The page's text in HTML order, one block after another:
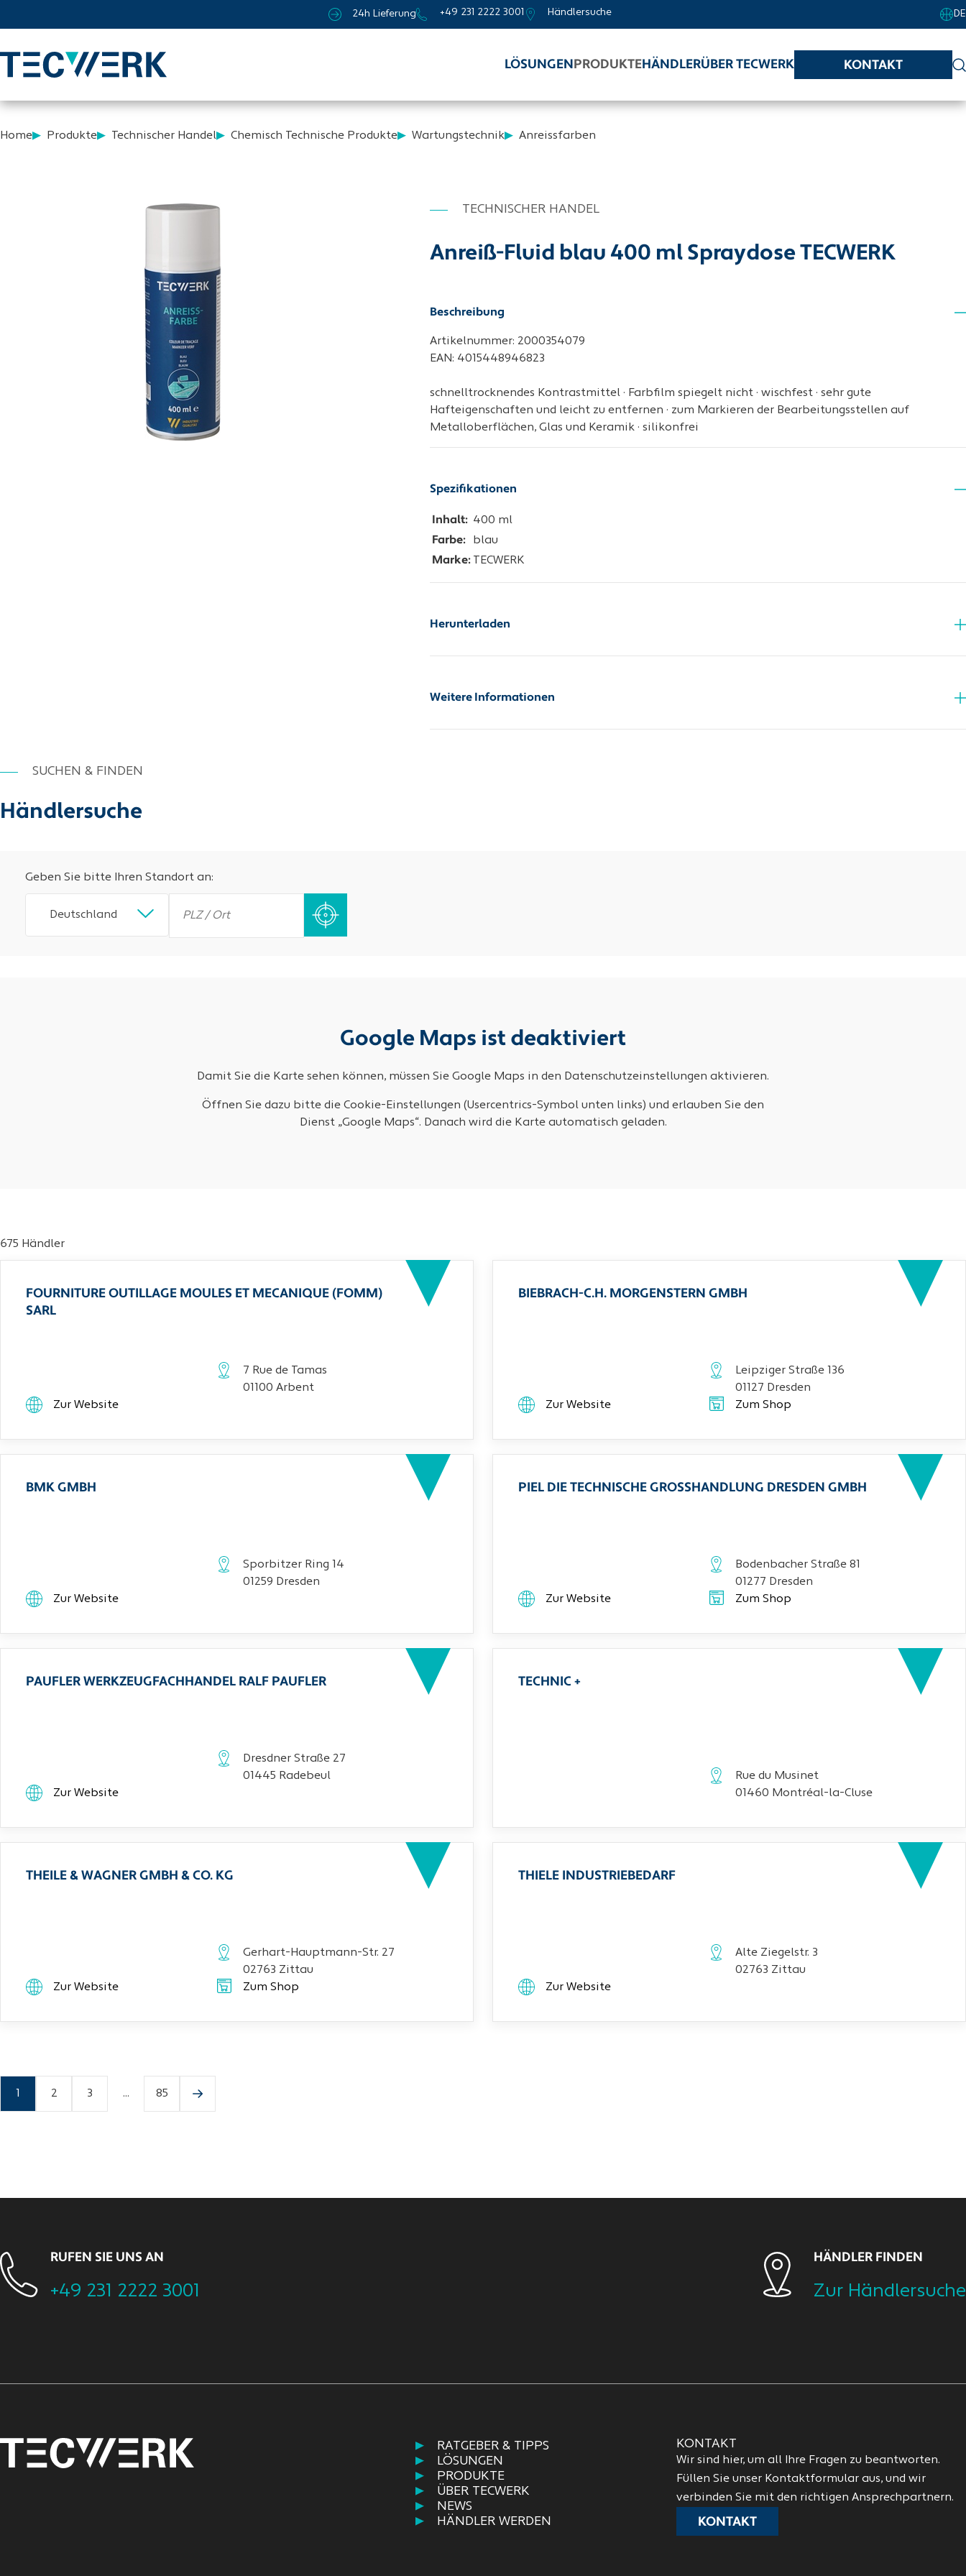
24h Lieferung +49 231 2222 3001 Händlersuche DE
LÖSUNGEN PRODUKTEHÄNDLERÜBER TECWERK KONTAKT
Home Produkte Technischer Handel Chemisch Technische Produkte Wartungstechnik Anreissfarben
TECHNISCHER HANDEL
Anreiß-Fluid blau 400 ml Spraydose TECWERK
Beschreibung
Artikelnummer: 2000354079
EAN: 4015448946823
schnelltrocknendes Kontrastmittel · Farbfilm spiegelt nicht · wischfest · sehr gute
Hafteigenschaften und leicht zu entfernen · zum Markieren der Bearbeitungsstellen auf
Metalloberflächen, Glas und Keramik · silikonfrei
Spezifikationen
Inhalt: 400 ml
Farbe:
blau
Marke:
TECWERK
Herunterladen
Sicherheitsdatenblatt
Weitere Informationen
SUCHEN & FINDEN
Händlersuche
Geben Sie bitte Ihren Standort an:
Deutschland
Google Maps ist deaktiviert
Damit Sie die Karte sehen können, müssen Sie Google Maps in den Datenschutzeinstellungen aktivieren.
Öffnen Sie dazu bitte die Cookie-Einstellungen (Usercentrics-Symbol unten links) und erlauben Sie den
Dienst „Google Maps“. Danach wird die Karte automatisch geladen.
675 Händler
FOURNITURE OUTILLAGE MOULES ET MECANIQUE (FOMM)
SARL
7 Rue de Tamas
01100 Arbent
Zur Website
BIEBRACH-C.H. MORGENSTERN GMBH
Leipziger Straße 136
01127 Dresden
Zur Website
Zum Shop
BMK GMBH
Sporbitzer Ring 14
01259 Dresden
Zur Website
PIEL DIE TECHNISCHE GROSSHANDLUNG DRESDEN GMBH
Bodenbacher Straße 81
01277 Dresden
Zur Website
Zum Shop
PAUFLER WERKZEUGFACHHANDEL RALF PAUFLER
Dresdner Straße 27
01445 Radebeul
Zur Website
TECHNIC +
Rue du Musinet
01460 Montréal-la-Cluse
THEILE & WAGNER GMBH & CO. KG
Gerhart-Hauptmann-Str. 27
02763 Zittau
Zur Website
Zum Shop
THIELE INDUSTRIEBEDARF
Alte Ziegelstr. 3
02763 Zittau
Zur Website
2 3 ... 85
RUFEN SIE UNS AN
+49 231 2222 3001
HÄNDLER FINDEN
Zur Händlersuche
RATGEBER & TIPPS
LÖSUNGEN
PRODUKTE
ÜBER TECWERK
NEWS
HÄNDLER WERDEN
KONTAKT
Wir sind hier, um all Ihre Fragen zu beantworten.
Füllen Sie unser Kontaktformular aus, und wir
verbinden Sie mit den richtigen Ansprechpartnern.
KONTAKT